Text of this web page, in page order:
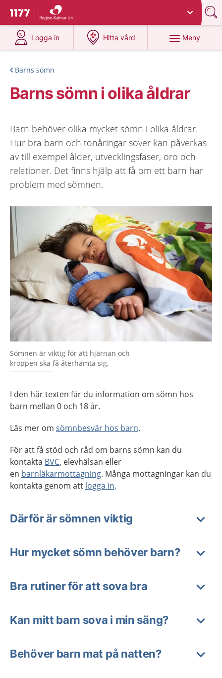
Till startsidan för 1177
Du har valt region
Logga in
på 1177.se
Hitta vård
på 1177.se
Meny
Barns sömn
Barns sömn i olika åldrar
Barn behöver olika mycket sömn i olika åldrar.
Hur bra barn och tonåringar sover kan påverkas
av till exempel ålder, utvecklingsfaser, oro och
relationer. Det finns hjälp att få om ett barn har
problem med sömnen.
Sömnen är viktig för att hjärnan och
kroppen ska få återhämta sig.
I den här texten får du information om sömn hos
barn mellan 0 och 18 år.
Läs mer om sömnbesvär hos barn.
För att få stöd och råd om barns sömn kan du
kontakta BVC, elevhälsan eller
en barnläkarmottagning. Många mottagningar kan du
kontakta genom att logga in.
Därför är sömnen viktig
Hur mycket sömn behöver barn?
Bra rutiner för att sova bra
Kan mitt barn sova i min säng?
Behöver barn mat på natten?